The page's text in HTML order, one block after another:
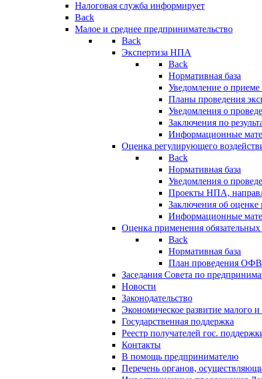
Налоговая служба информирует
Back
Малое и среднее предпринимательство
Back
Экспертиза НПА
Back
Нормативная база
Уведомление о
Планы проведения
Уведомления о
Заключения по
Информационные
Оценка регулирующего
Back
Нормативная база
Уведомления о
Проекты НПА,
Заключения об
Информационные
Оценка применения
Back
Нормативная база
План проведения
Заседания Совета по
Новости
Законодательство
Экономическое развитие малого и
Государственная поддержка
Реестр получателей гос.
Контакты
В помощь предпринимателю
Перечень органов,